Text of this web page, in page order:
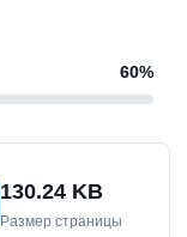
60%
130.24 KB
Размер страницы